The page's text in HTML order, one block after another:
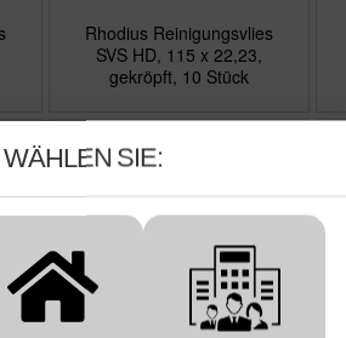
Rhodius Reinigungsvlies
SVS HD, 115 x 22,23,
gekröpft, 10 Stück
SIE: